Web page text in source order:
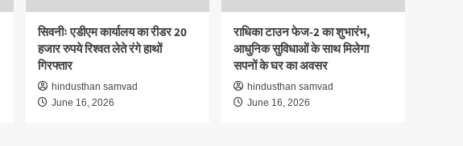
सिवनीः एडीएम कार्यालय का रीडर 20
हजार रुपये रिश्वत लेते रंगे हाथों
गिरफ्तार
hindusthan samvad
June 16, 2026
राधिका टाउन फेज-2 का शुभारंभ,
आधुनिक सुविधाओं के साथ मिलेगा
सपनों के घर का अवसर
hindusthan samvad
June 16, 2026